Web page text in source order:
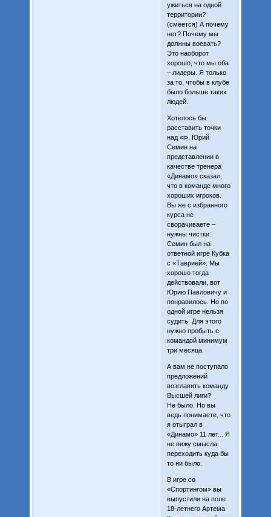
ужиться на одной
территории?
(смеется) А почему
нет? Почему мы
должны воевать?
Это наоборот
хорошо, что мы оба
– лидеры. Я только
за то, чтобы в клубе
было больше таких
людей.
Хотелось бы
расставить точки
над «і». Юрий
Семин на
представлении в
качестве тренера
«Динамо» сказал,
что в команде много
хороших игроков.
Вы же с избранного
курса не
сворачиваете –
нужны чистки.
Семин был на
ответной игре Кубка
с «Таврией». Мы
хорошо тогда
действовали, вот
Юрию Павловичу и
понравилось. Но по
одной игре нельзя
судить. Для этого
нужно пробыть с
командой минимум
три месяца.
А вам не поступало
предложений
возглавить команду
Высшей лиги?
Не было. Но вы
ведь понимаете, что
я отыграл в
«Динамо» 11 лет... Я
не вижу смысла
переходить куда бы
то ни было.
В игре со
«Спортингом» вы
выпустили на поле
18-летнего Артема